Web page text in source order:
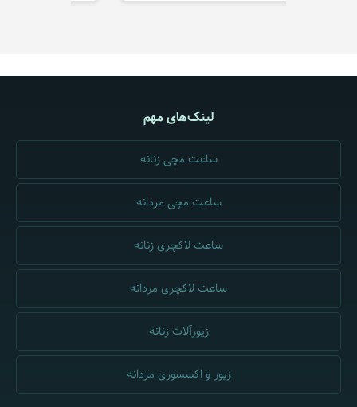
لینک‌های مهم
ساعت مچی زنانه
ساعت مچی مردانه
ساعت لاکچری زنانه
ساعت لاکچری مردانه
زیورآلات زنانه
زیور و اکسسوری مردانه